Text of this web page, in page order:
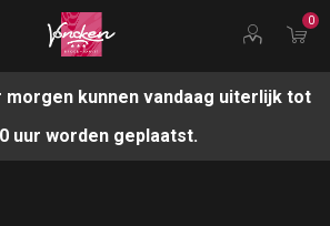
0
kunnen vandaag uiterlijk tot
uur worden geplaatst.